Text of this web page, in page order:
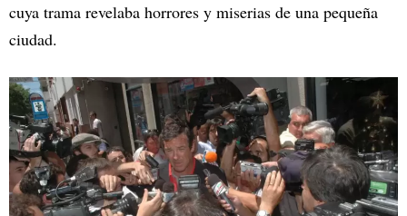
cuya trama revelaba horrores y miserias de una pequeña
ciudad.